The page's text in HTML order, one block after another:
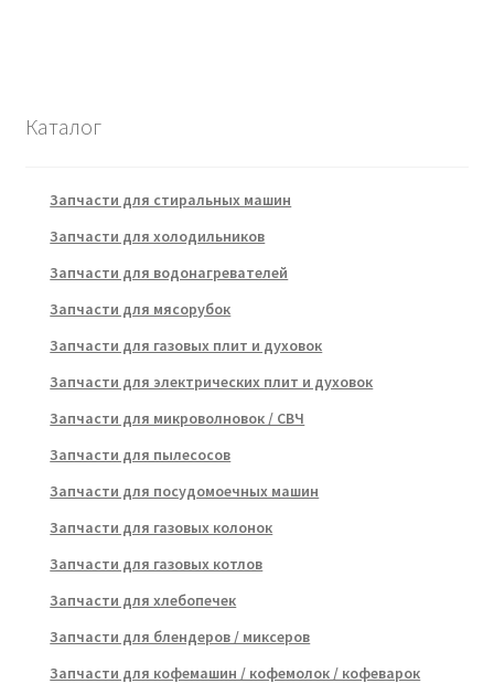
Каталог
Запчасти для стиральных машин
Запчасти для холодильников
Запчасти для водонагревателей
Запчасти для мясорубок
Запчасти для газовых плит и духовок
Запчасти для электрических плит и духовок
Запчасти для микроволновок / СВЧ
Запчасти для пылесосов
Запчасти для посудомоечных машин
Запчасти для газовых колонок
Запчасти для газовых котлов
Запчасти для хлебопечек
Запчасти для блендеров / миксеров
Запчасти для кофемашин / кофемолок / кофеварок